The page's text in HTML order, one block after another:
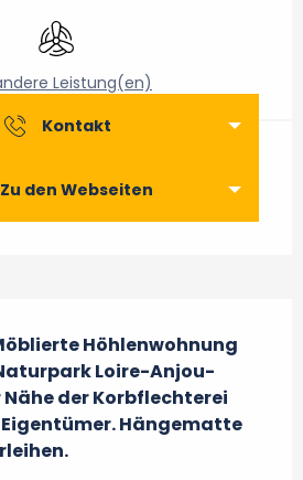
Klimaanlage
Leistung(en)
Kontakt
Zu den Webseiten
Höhlenwohnung
Loire-Anjou-
der Korbflechterei
Hängematte